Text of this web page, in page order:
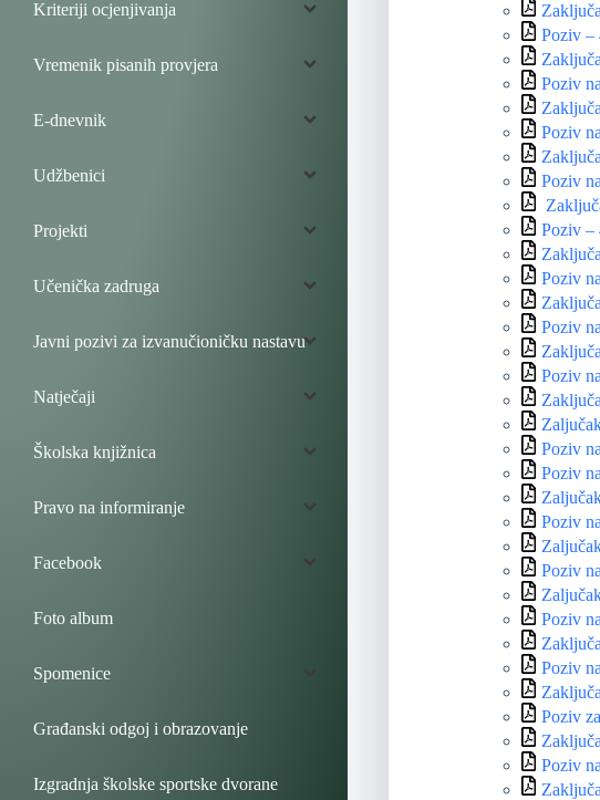
Poziv –
Poziv
Poziv
Poziv
Poziv –
Poziv
Poziv
Poziv
Poziv
Poziv
Poziv
Poziv
Poziv
Poziv
Poziv
Poziv
Kriteriji ocjenjivanja
Vremenik pisanih provjera
E-dnevnik
Udžbenici
Projekti
Učenička zadruga
Javni pozivi za izvanučioničku nastavu
Natječaji
Školska knjižnica
Pravo na informiranje
Facebook
Foto album
Spomenice
Građanski odgoj i obrazovanje
Izgradnja školske sportske dvorane